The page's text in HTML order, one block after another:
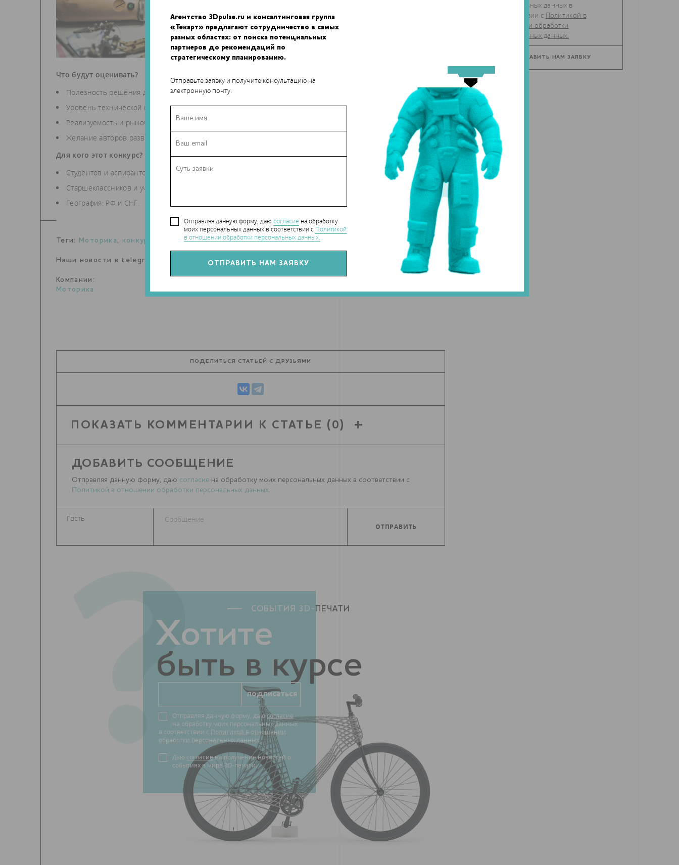
Агентство 3Dpulse.ru и консалтинговая группа
«Текарт» предлагают сотрудничество в самых
разных областях: от поиска потенциальных
партнеров до рекомендаций по
стратегическому планированию.
Отправьте заявку и получите консультацию на
электронную почту.
Отправляя данную форму, даю согласие на обработку
моих персональных данных в соответствии с Политикой
в отношении обработки персональных данных.
Что будут оценивать?
Полезность решения для пользователей;
Уровень технической проработки (идея\прототип);
Реализуемость и рыночная перспектива решения;
Желание авторов развиваться в области киборгизации.
Для кого этот конкурс?
Студентов и аспирантов технических и медицинских ВУЗов;
Старшеклассников и учащихся технических, протезно-ортопедических и медицинских колледжей;
География: РФ и СНГ.
Теги: Моторика , конкурс
Наши новости в telegram канале: t.me/Techart_CaseStudy
Компании:
Моторика
ПОДЕЛИТЬСЯ СТАТЬЕЙ С ДРУЗЬЯМИ
ПОКАЗАТЬ КОММЕНТАРИИ К СТАТЬЕ (0)
ДОБАВИТЬ СООБЩЕНИЕ
Отправляя данную форму, даю согласие на обработку моих персональных данных в соответствии с
Политикой в отношении обработки персональных данных.
?
Хотите
быть в курсе
СОБЫТИЯ 3D- ПЕЧАТИ
Отправляя данную форму, даюсогласие
на обработку моих персональных данных
в соответствии с Политикой в отношении
обработки персональных данных.
Даю согласиена получение новостей о
событиях в мире 3D-печати.
персональных данных в
соответствии с Политикой в
отношении обработки
персональных данных.